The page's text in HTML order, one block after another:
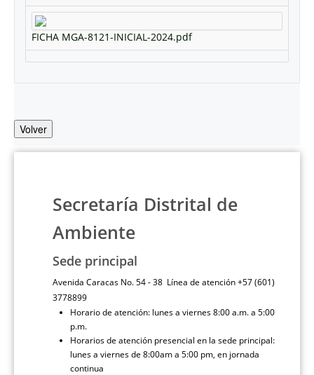
FICHA MGA-8121-INICIAL-2024.pdf
Volver
Secretaría Distrital de
Ambiente
Sede principal
Avenida Caracas No. 54 - 38 Línea de atención +57 (601)
3778899
Horario de atención: lunes a viernes 8:00 a.m. a 5:00
p.m.
Horarios de atención presencial en la sede principal:
lunes a viernes de 8:00am a 5:00 pm, en jornada
continua